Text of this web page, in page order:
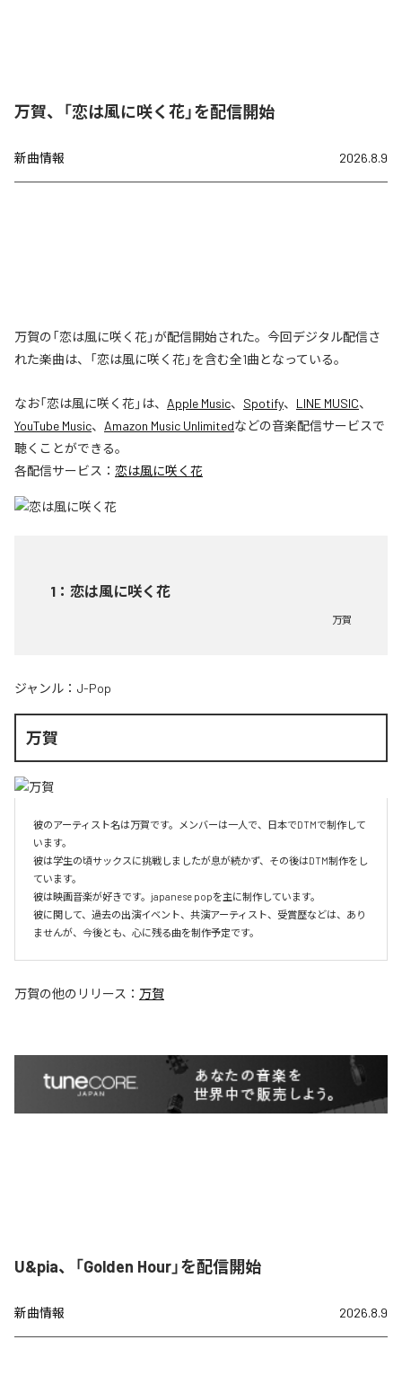
万賀、「恋は風に咲く花」を配信開始
新曲情報 2026.8.9
万賀の「恋は風に咲く花」が配信開始された。今回デジタル配信さ
れた楽曲は、「恋は風に咲く花」を含む全1曲となっている。
なお「恋は風に咲く花」は、 Apple Music、 Spotify、 LINE MUSIC、
YouTube Music、 Amazon Music Unlimitedなどの音楽配信サービスで
聴くことができる。
各配信サービス： 恋は風に咲く花
1 ： 恋は風に咲く花
万賀
ジャンル： J-Pop
万賀
彼のアーティスト名は万賀です。メンバーは一人で、日本でDTMで制作して
います。
彼は学生の頃サックスに挑戦しましたが息が続かず、その後はDTM制作をし
ています。
彼は映画音楽が好きです。japanese popを主に制作しています。
彼に関して、過去の出演イベント、共演アーティスト、受賞歴などは、あり
ませんが、今後とも、心に残る曲を制作予定です。
万賀の他のリリース： 万賀
U&pia、「Golden Hour」を配信開始
新曲情報 2026.8.9